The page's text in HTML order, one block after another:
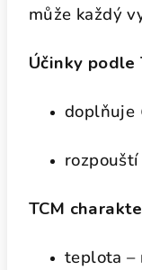
může každý
Účinky podle
doplňuje
rozpouští
TCM
teplota –